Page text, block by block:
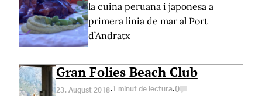
la cuina peruana i japonesa a
primera línia de mar al Port
d’Andratx
Gran Folies Beach Club
23. August 2018·1 minut de lectura·0